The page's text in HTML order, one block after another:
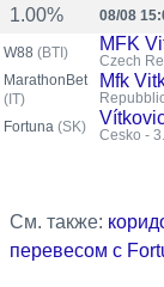
League,
1.00%
08/08
W88 (BTI) MFK
Czech
League
MarathonBet
(IT)
Mfk
Fortuna (SK) Česko -
См. также:
перевесом с